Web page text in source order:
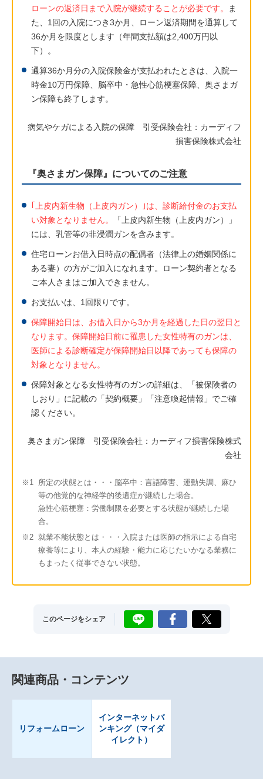
ローンの返済日まで入院が継続することが必要です。
ま
た、1回の入院につき3か月、ローン返済期間を通算して
36か月を限度とします（年間支払額は2,400万円以
下）。
通算36か月分の入院保険金が支払われたときは、入院一
時金10万円保障、脳卒中・急性心筋梗塞保障、奥さまガ
ン保障も終了します。
病気やケガによる入院の保障 引受保険会社：カーディフ
損害保険株式会社
『奥さまガン保障』についてのご注意
｢上皮内新生物（上皮内ガン）｣は、診断給付金のお支払
い対象となりません。
「上皮内新生物（上皮内ガン）」
には、乳管等の非浸潤ガンを含みます。
住宅ローンお借入日時点の配偶者（法律上の婚姻関係に
ある妻）の方がご加入になれます。ローン契約者となる
ご本人さまはご加入できません。
お支払いは、1回限りです。
保障開始日は、お借入日から3か月を経過した日の翌日と
なります。保障開始日前に罹患した女性特有のガンは、
医師による診断確定が保障開始日以降であっても保障の
対象となりません。
保障対象となる女性特有のガンの詳細は、「被保険者の
しおり」に記載の「契約概要」「注意喚起情報」でご確
認ください。
奥さまガン保障 引受保険会社：カーディフ損害保険株式
会社
※1 所定の状態とは・・・脳卒中：言語障害、運動失調、麻ひ
等の他覚的な神経学的後遺症が継続した場合。
急性心筋梗塞：労働制限を必要とする状態が継続した場
合。
※2 就業不能状態とは・・・入院または医師の指示による自宅
療養等により、本人の経験・能力に応じたいかなる業務に
もまったく従事できない状態。
このページをシェア LINE Facebook X
関連商品・コンテンツ
リフォームローン
インターネットバ
ンキング（マイダ
イレクト）